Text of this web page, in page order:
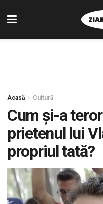
Acasă Cultură
Cum și-a
prietenul lui
propriul tată?